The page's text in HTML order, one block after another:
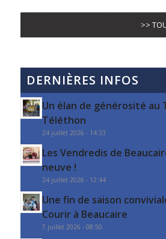
>>
DERNIÈRES INFOS
Un élan de générosité au
Téléthon
24 juillet 2026 - 14:33
Les Vendredis de
neuve !
24 juillet 2026 - 12:44
Une fin de saison
Courir à Beaucaire
7 juillet 2026 - 08:50